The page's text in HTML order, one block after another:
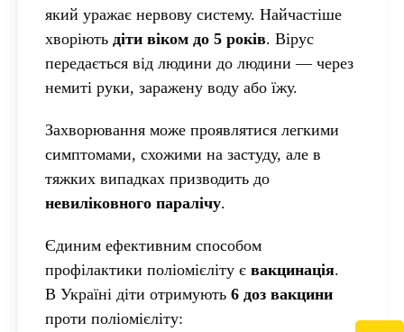
який уражає нервову систему. Найчастіше
хворіють діти віком до 5 років. Вірус
передається від людини до людини — через
немиті руки, заражену воду або їжу.
Захворювання може проявлятися легкими
симптомами, схожими на застуду, але в
тяжких випадках призводить до
невиліковного паралічу.
Єдиним ефективним способом
профілактики поліомієліту є вакцинація.
В Україні діти отримують 6 доз вакцини
проти поліомієліту: